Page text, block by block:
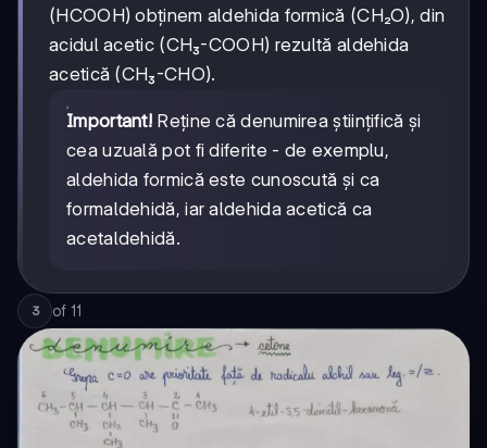
(HCOOH) obținem aldehida formică (CH₂O), din
acidul acetic (CH₃-COOH) rezultă aldehida
acetică (CH₃-CHO).
Important! Reține că denumirea științifică și
cea uzuală pot fi diferite - de exemplu,
aldehida formică este cunoscută și ca
formaldehidă, iar aldehida acetică ca
acetaldehidă.
3 of 11